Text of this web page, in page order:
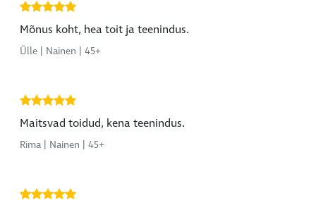
Mõnus koht, hea toit ja teenindus.
Ülle | Nainen | 45+
Maitsvad toidud, kena teenindus.
Rima | Nainen | 45+